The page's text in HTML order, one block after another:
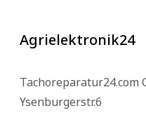
Agrielektronik24
Tachoreparatur24.com
Ysenburgerstr.6